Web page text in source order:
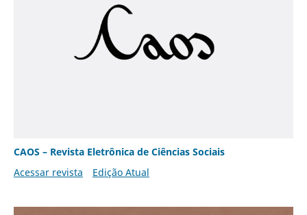
CAOS – Revista Eletrônica de Ciências Sociais
Acessar revista
Edição Atual